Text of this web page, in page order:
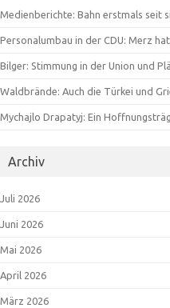
Medienberichte: Bahn erstmals seit
Personalumbau in der CDU: Merz
Bilger: Stimmung in der Union und
Waldbrände: Auch die Türkei und
Mychajlo Drapatyj: Ein
Archiv
Juli 2026
Juni 2026
Mai 2026
April 2026
März 2026